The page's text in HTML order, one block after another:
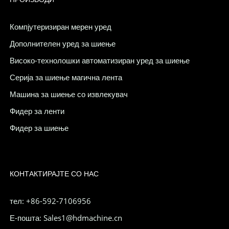
Компјутеризиран мерен уред
Дополнителен уред за шиење
Високо-технолошки автоматизиран уред за шиење
Серија за шиење магична лента
Машина за шиење со извлекувач
Фидер за ленти
Фидер за шиење
КОНТАКТИРАЈТЕ СО НАС
тел: +86-592-7106956
Е-пошта: Sales1@hdmachine.cn